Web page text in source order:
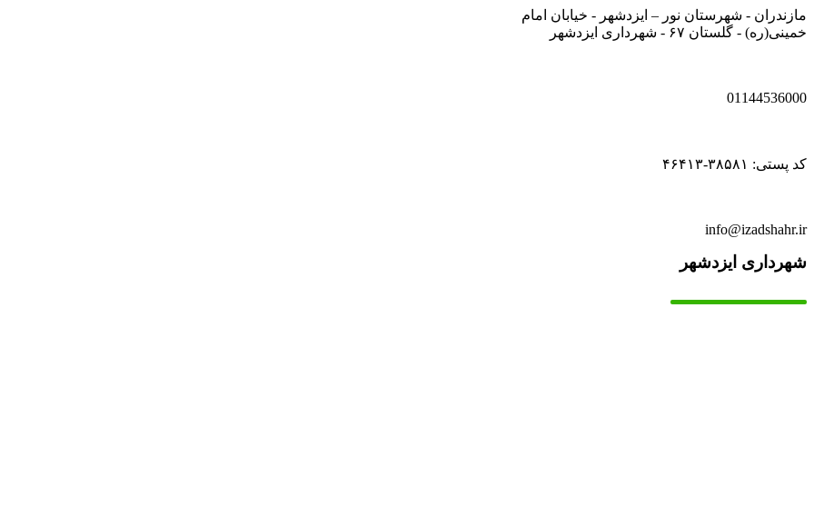
مازندران - شهرستان نور – ایزدشهر - خیابان امام
خمینی(ره) - گلستان ۶۷ - شهرداری ایزدشهر
01144536000
کد پستی: ۳۸۵۸۱-۴۶۴۱۳
info@izadshahr.ir
شهرداری ایزدشهر